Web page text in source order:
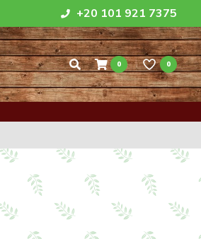
+20 101 921 7375
0 0